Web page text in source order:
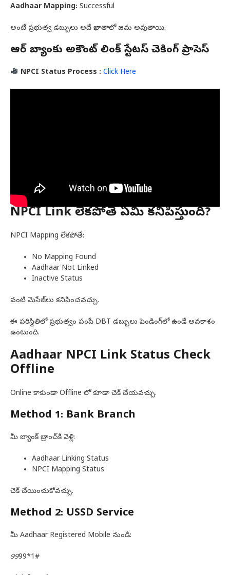
Aadhaar Mapping: Successful
అంటే ప్రభుత్వ డబ్బులు అదే ఖాతాలో జమ అవుతాయి.
ఆధార్ బ్యాంకు అకౌంట్ లింక్ స్టేటస్ చెకింగ్ ప్రాసెస్
NPCI Status Process : Click Here
NPCI Link లేకపోతే ఏమి కనిపిస్తుంది?
NPCI Mapping లేకపోతే:
No Mapping Found
Aadhaar Not Linked
Inactive Status
వంటి మెసేజ్‌లు కనిపించవచ్చు.
ఈ పరిస్థితిలో ప్రభుత్వం పంపే DBT డబ్బులు పెండింగ్‌లో ఉండే అవకాశం
ఉంటుంది.
Aadhaar NPCI Link Status Check
Offline
Online కాకుండా Offline లో కూడా చెక్ చేయవచ్చు.
Method 1: Bank Branch
మీ బ్యాంక్ బ్రాంచ్‌కి వెళ్లి:
Aadhaar Linking Status
NPCI Mapping Status
చెక్ చేయించుకోవచ్చు.
Method 2: USSD Service
మీ Aadhaar Registered Mobile నుండి:
9999*1#